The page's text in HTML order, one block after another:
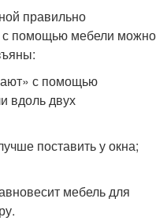
правильно
помощью мебели можно
с помощью
вдоль двух
поставить у окна;
мебель для